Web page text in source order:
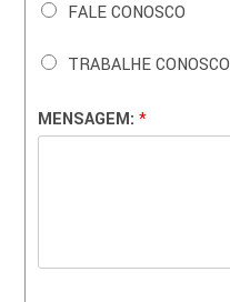
S
U
FALE CONOSCO
TRABALHE CONOSCO
MENSAGEM:*